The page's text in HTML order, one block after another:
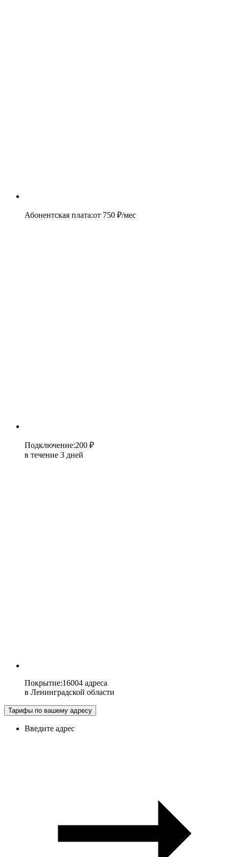
Абонентская плата:от 750 ₽/мес
Подключение:200 ₽
в течение 3 дней
Покрытие:16004 адреса
в Ленинградской области
Тарифы по вашему адресу
Введите адрес